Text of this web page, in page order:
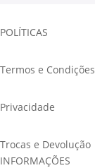
POLÍTICAS
Termos e Condições
Privacidade
Trocas e Devolução
INFORMAÇÕES